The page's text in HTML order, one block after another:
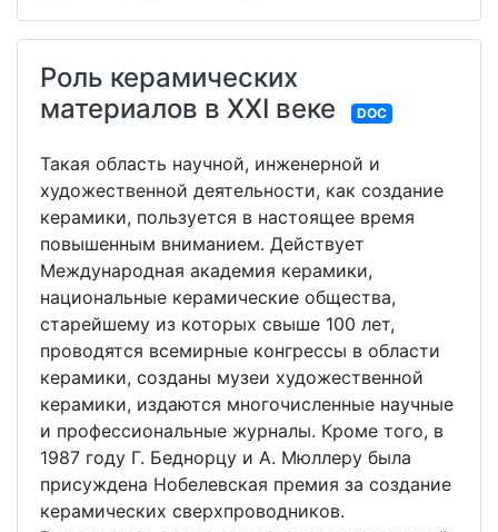
Роль керамических
материалов в XXI веке
DOC
Такая область научной, инженерной и
художественной деятельности, как создание
керамики, пользуется в настоящее время
повышенным вниманием. Действует
Mеждународная академия керамики,
национальные керамические общества,
старейшему из которых свыше 100 лет,
проводятся всемирные конгрессы в области
керамики, созданы музеи художественной
керамики, издаются многочисленные научные
и профессиональные журналы. Кроме того, в
1987 году Г. Беднорцу и А. Мюллеру была
присуждена Нобелевская премия за создание
керамических сверхпроводников.